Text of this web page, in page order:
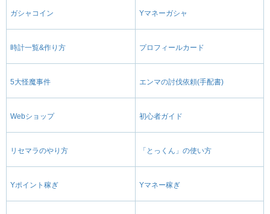
ガシャコイン Yマネーガシャ
時計一覧&作り方 プロフィールカード
5大怪魔事件 エンマの討伐依頼(手配書)
Webショップ 初心者ガイド
リセマラのやり方 「とっくん」の使い方
Yポイント稼ぎ Yマネー稼ぎ